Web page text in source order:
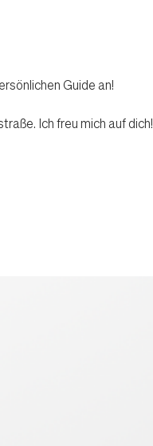
Guide an!
Ich freu mich auf dich!